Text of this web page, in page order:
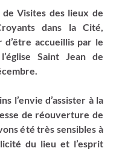
Visites des lieux de
dans la Cité,
d’être accueillis par le
Saint Jean de
l’envie d’assister à la
de réouverture de
été très sensibles à
du lieu et l’esprit